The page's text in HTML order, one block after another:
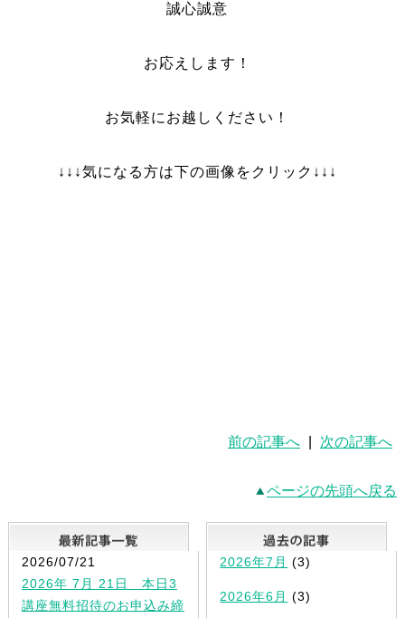
誠心誠意
お応えします！
お気軽にお越しください！
↓↓↓気になる方は下の画像をクリック↓↓↓
前の記事へ 次の記事へ
ページの先頭へ戻る
最新記事一覧
2026/07/21
2026年 7月 21日 本日3
講座無料招待のお申込み締
2026年7月 (3)
2026年6月 (3)